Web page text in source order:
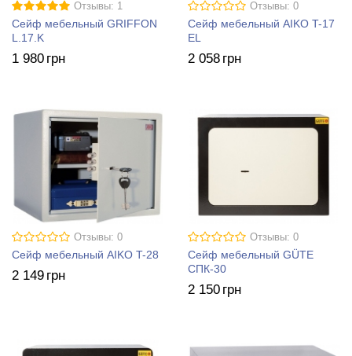
Отзывы: 1
Сейф мебельный GRIFFON
L.17.K
1 980 грн
Отзывы: 0
Сейф мебельный AIKO T-17
EL
2 058 грн
Отзывы: 0
Сейф мебельный AIKO T-28
2 149 грн
Отзывы: 0
Сейф мебельный GÜTE
СПК-30
2 150 грн